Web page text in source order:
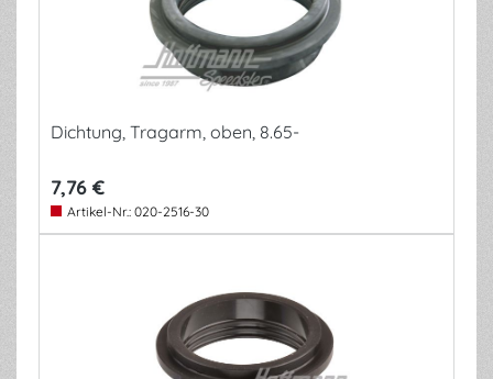
Dichtung, Tragarm, oben, 8.65-
7,76 €
Artikel-Nr.: 020-2516-30